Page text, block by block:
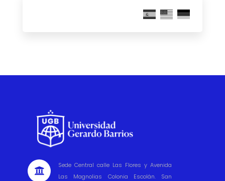

Sede Central calle Las Flores y Avenida
Las Magnolias Colonia Escolán. San